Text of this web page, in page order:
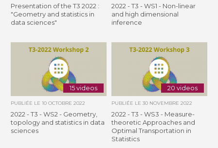
Presentation of the T3 2022 :
"Geometry and statistics in
data sciences"
2022 - T3 - WS1 - Non-linear
and high dimensional
inference
15 videos
PUBLIÉE LE10 OCTOBRE 2022
2022 - T3 - WS2 - Geometry,
topology and statistics in data
sciences
20 videos
PUBLIÉE LE 30 NOVEMBRE 2022
2022 - T3 - WS3 - Measure-
theoretic Approaches and
Optimal Transportation in
Statistics